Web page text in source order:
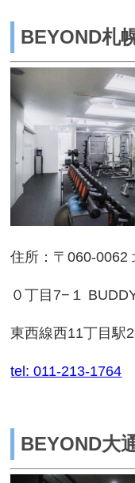
BEYOND札
住所：〒060-0062
０丁目7−１
東西線西11丁目駅
tel: 011-213-1764
BEYOND大